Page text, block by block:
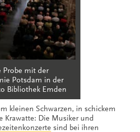
Probe mit der
Potsdam in der
Bibliothek Emden
kleinen Schwarzen, in schickem
Krawatte: Die Musiker und
sind bei ihren